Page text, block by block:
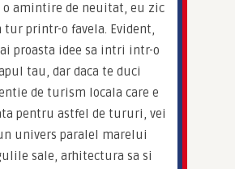
o amintire de neuitat, eu zic
printr-o favela. Evident,
proasta idee sa intri intr-o
tau, dar daca te duci
de turism locala care e
pentru astfel de tururi, vei
univers paralel marelui
sale, arhitectura sa si